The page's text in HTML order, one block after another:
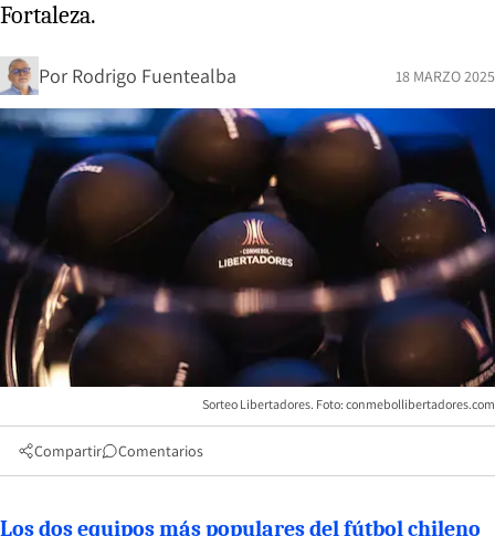
Fortaleza.
Por Rodrigo Fuentealba 18 MARZO 2025
Sorteo Libertadores. Foto: conmebollibertadores.com
Compartir Comentarios
Los dos equipos más populares del fútbol chileno